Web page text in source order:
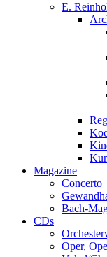
E.
Magazine
Concerto
Bach-
CDs
Oper,